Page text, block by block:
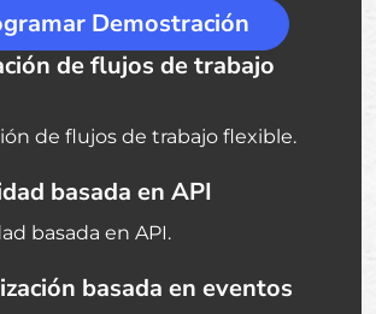
Demostración
de flujos de trabajo
de flujos de trabajo flexible.
basada en API
basada en API.
basada en eventos